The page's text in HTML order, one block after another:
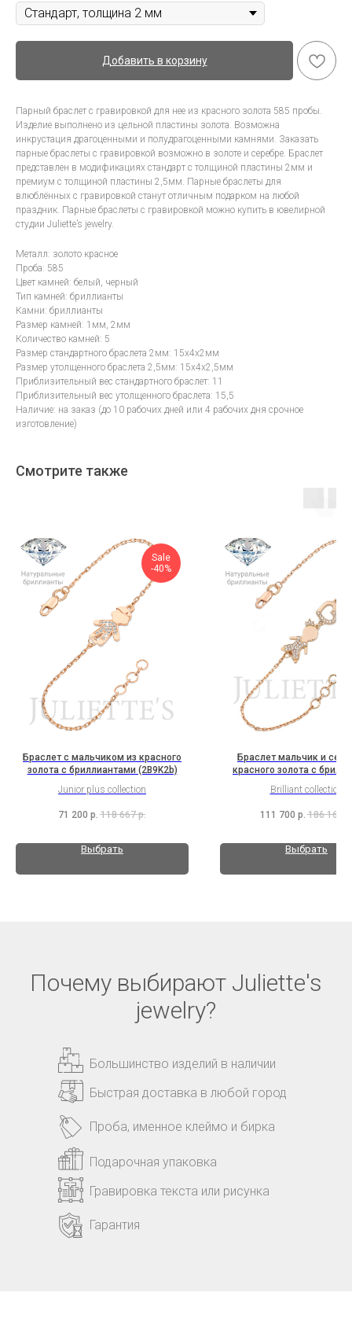
Добавить в корзину
Парный браслет с гравировкой для нее из красного золота 585 пробы.
Изделие выполнено из цельной пластины золота. Возможна
инкрустация драгоценными и полудрагоценными камнями. Заказать
парные браслеты с гравировкой возможно в золоте и серебре. Браслет
представлен в модификациях стандарт с толщиной пластины 2мм и
премиум с толщиной пластины 2,5мм. Парные браслеты для
влюблённых с гравировкой станут отличным подарком на любой
праздник. Парные браслеты с гравировкой можно купить в ювелирной
студии Juliette’s jewelry.
Металл: золото красное
Проба: 585
Цвет камней: белый, черный
Тип камней: бриллианты
Камни: бриллианты
Размер камней: 1мм, 2мм
Количество камней: 5
Размер стандартного браслета 2мм: 15х4х2мм
Размер утолщенного браслета 2,5мм: 15х4х2,5мм
Приблизительный вес стандартного браслет: 11
Приблизительный вес утолщенного браслета: 15,5
Наличие: на заказ (до 10 рабочих дней или 4 рабочих дня срочное
изготовление)
Смотрите также
Sale
-40%
Браслет с мальчиком из красного
золота с бриллиантами (2B9K2b)
Junior plus collection
71 200 р. 118 667 р.
Выбрать
Браслет мальчик и
красного золота с
(2H5B1K2b)
Brilliant collection
111 700 р. 186 167
Выбрать
Почему выбирают Juliette's
jewelry?
Большинство изделий в наличии
Быстрая доставка в любой город
Подарочная упаковка
Гравировка текста или рисунка
Проба, именное клеймо и бирка
Гарантия